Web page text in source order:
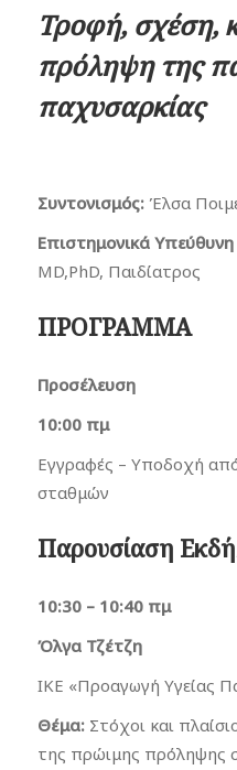
Τροφή, σχέση,
πρόληψη της
παχυσαρκίας
Συντονισμός:Έλσα
Επιστημονικά
MD,PhD, Παιδίατρος
ΠΡΟΓΡΑΜΜΑ
Προσέλευση
10:00 πμ
Εγγραφές – Υποδοχή
σταθμών
Παρουσίαση
10:30 – 10:40 πμ
Όλγα Τζέτζη
ΙΚΕ «Προαγωγή Υγείας
Θέμα:Στόχοι και
της πρώιμης πρόληψης